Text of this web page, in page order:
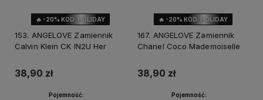
🔥 -20% KOD: HOLIDAY
153. ANGELOVE Zamiennik
Calvin Klein CK IN2U Her
38,90 zł
Pojemność:
🔥 -20% KOD: HOLIDAY
167. ANGELOVE Zamiennik
Chanel Coco Mademoiselle
38,90 zł
Pojemność: